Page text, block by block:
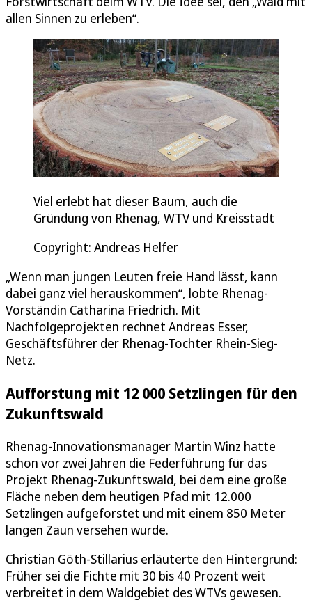
allen Sinnen zu erleben“.
Viel erlebt hat dieser Baum, auch die
Gründung von Rhenag, WTV und Kreisstadt
Copyright: Andreas Helfer
„Wenn man jungen Leuten freie Hand lässt, kann
dabei ganz viel herauskommen“, lobte Rhenag-
Vorständin Catharina Friedrich. Mit
Nachfolgeprojekten rechnet Andreas Esser,
Geschäftsführer der Rhenag-Tochter Rhein-Sieg-
Netz.
Aufforstung mit 12 000 Setzlingen für den
Zukunftswald
Rhenag-Innovationsmanager Martin Winz hatte
schon vor zwei Jahren die Federführung für das
Projekt Rhenag-Zukunftswald, bei dem eine große
Fläche neben dem heutigen Pfad mit 12.000
Setzlingen aufgeforstet und mit einem 850 Meter
langen Zaun versehen wurde.
Christian Göth-Stillarius erläuterte den Hintergrund:
Früher sei die Fichte mit 30 bis 40 Prozent weit
verbreitet in dem Waldgebiet des WTVs gewesen.